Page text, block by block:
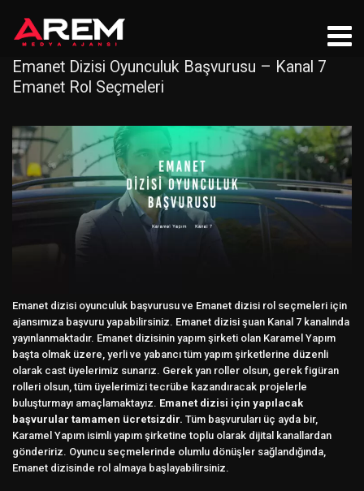
Emanet Dizisi Oyunculuk Başvurusu – Kanal 7
Emanet Rol Seçmeleri
Emanet dizisi oyunculuk başvurusu ve Emanet dizisi rol seçmeleri için
ajansımıza başvuru yapabilirsiniz. Emanet dizisi şuan Kanal 7 kanalında
yayınlanmaktadır. Emanet dizisinin yapım şirketi olan Karamel Yapım
başta olmak üzere, yerli ve yabancı tüm yapım şirketlerine düzenli
olarak cast üyelerimiz sunarız. Gerek yan roller olsun, gerek figüran
rolleri olsun, tüm üyelerimizi tecrübe kazandıracak projelerle
buluşturmayı amaçlamaktayız. Emanet dizisi için yapılacak
başvurular tamamen ücretsizdir. Tüm başvuruları üç ayda bir,
Karamel Yapım isimli yapım şirketine toplu olarak dijital kanallardan
göndeririz. Oyuncu seçmelerinde olumlu dönüşler sağlandığında,
Emanet dizisinde rol almaya başlayabilirsiniz.